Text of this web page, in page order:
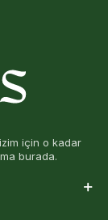
için o kadar
burada.